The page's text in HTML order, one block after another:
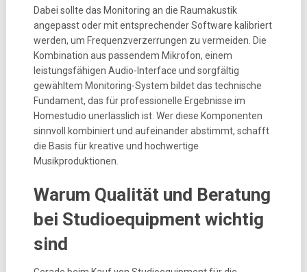
Dabei sollte das Monitoring an die Raumakustik
angepasst oder mit entsprechender Software kalibriert
werden, um Frequenzverzerrungen zu vermeiden. Die
Kombination aus passendem Mikrofon, einem
leistungsfähigen Audio-Interface und sorgfältig
gewähltem Monitoring-System bildet das technische
Fundament, das für professionelle Ergebnisse im
Homestudio unerlässlich ist. Wer diese Komponenten
sinnvoll kombiniert und aufeinander abstimmt, schafft
die Basis für kreative und hochwertige
Musikproduktionen.
Warum Qualität und Beratung
bei Studioequipment wichtig
sind